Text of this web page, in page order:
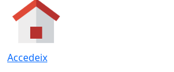
Accedeix